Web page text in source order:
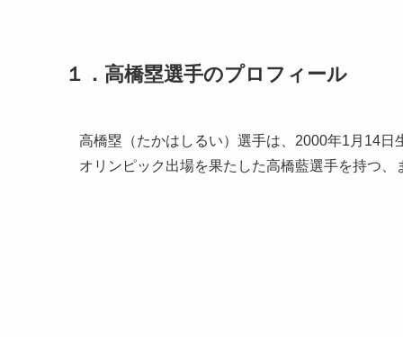
１．高橋塁選手のプロフィール
高橋塁（たかはしるい）選手は、2000年1月14
オリンピック出場を果たした高橋藍選手を持つ